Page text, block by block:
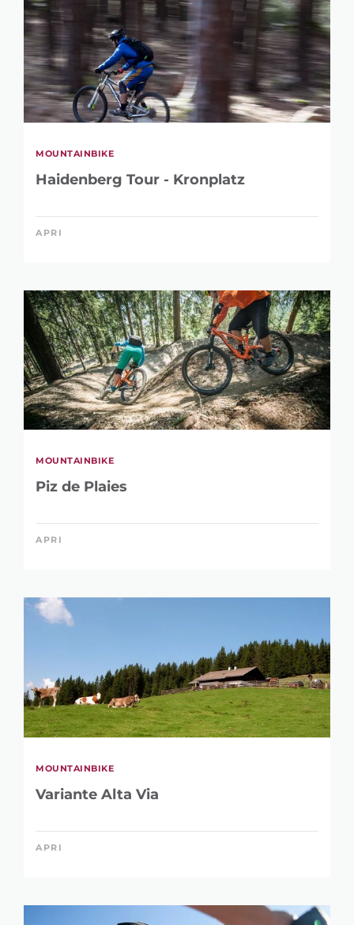
MOUNTAINBIKE
Haidenberg Tour - Kronplatz
APRI
MOUNTAINBIKE
Piz de Plaies
APRI
MOUNTAINBIKE
Variante Alta Via
APRI